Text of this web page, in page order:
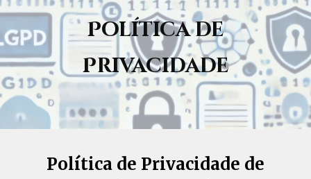
Política de
Privacidade
Política de Privacidade de